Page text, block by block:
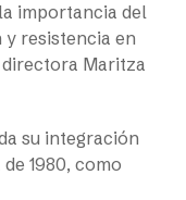
importancia del
resistencia en
directora Maritza
su integración
1980, como